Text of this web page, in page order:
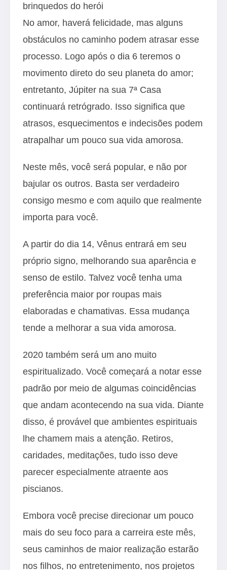
brinquedos do herói
No amor, haverá felicidade, mas alguns
obstáculos no caminho podem atrasar esse
processo. Logo após o dia 6 teremos o
movimento direto do seu planeta do amor;
entretanto, Júpiter na sua 7ª Casa
continuará retrógrado. Isso significa que
atrasos, esquecimentos e indecisões podem
atrapalhar um pouco sua vida amorosa.
Neste mês, você será popular, e não por
bajular os outros. Basta ser verdadeiro
consigo mesmo e com aquilo que realmente
importa para você.
A partir do dia 14, Vênus entrará em seu
próprio signo, melhorando sua aparência e
senso de estilo. Talvez você tenha uma
preferência maior por roupas mais
elaboradas e chamativas. Essa mudança
tende a melhorar a sua vida amorosa.
2020 também será um ano muito
espiritualizado. Você começará a notar esse
padrão por meio de algumas coincidências
que andam acontecendo na sua vida. Diante
disso, é provável que ambientes espirituais
lhe chamem mais a atenção. Retiros,
caridades, meditações, tudo isso deve
parecer especialmente atraente aos
piscianos.
Embora você precise direcionar um pouco
mais do seu foco para a carreira este mês,
seus caminhos de maior realização estarão
nos filhos, no entretenimento, nos projetos